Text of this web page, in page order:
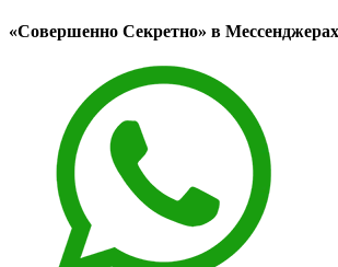
«Совершенно Секретно» в